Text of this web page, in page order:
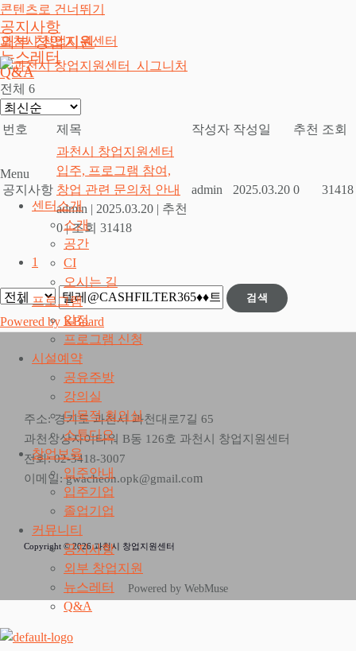
콘텐츠로 건너뛰기
과천시 창업지원센터
Menu
센터소개
소개
공간
CI
오시는 길
프로그램
일정
프로그램 신청
시설예약
공유주방
강의실
다목적 회의실
스튜디오
창업보육
입주안내
입주기업
졸업기업
커뮤니티
공지사항
외부 창업지원
뉴스레터
Q&A
공지사항
외부 창업지원
뉴스레터
Q&A
전체 6
번호 제목 작성자 작성일 추천 조회
공지사항
과천시 창업지원센터
입주, 프로그램 참여,
창업 관련 문의처 안내
admin | 2025.03.20 | 추천
0 | 조회 31418
admin 2025.03.20 0 31418
1
검색
Powered by KBoard
주소: 경기도 과천시 과천대로7길 65
과천상상자이타워 B동 126호 과천시 창업지원센터
전화: 02-3418-3007
이메일: gwacheon.opk@gmail.com
Copyright © 2026 과천시 창업지원센터
Powered by WebMuse